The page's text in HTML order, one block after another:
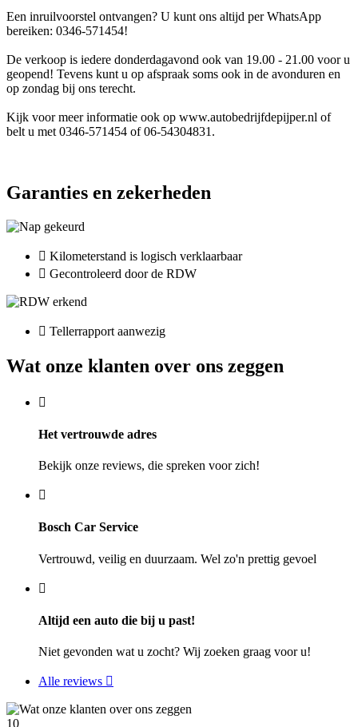
Een inruilvoorstel ontvangen? U kunt ons altijd per WhatsApp
bereiken: 0346-571454!
De verkoop is iedere donderdagavond ook van 19.00 - 21.00 voor u
geopend! Tevens kunt u op afspraak soms ook in de avonduren en
op zondag bij ons terecht.
Kijk voor meer informatie ook op www.autobedrijfdepijper.nl of
belt u met 0346-571454 of 06-54304831.
Garanties en zekerheden
Kilometerstand is logisch verklaarbaar
Gecontroleerd door de RDW
Tellerrapport aanwezig
Wat onze klanten over ons zeggen
Het vertrouwde adres
Bekijk onze reviews, die spreken voor zich!
Bosch Car Service
Vertrouwd, veilig en duurzaam. Wel zo'n prettig gevoel
Altijd een auto die bij u past!
Niet gevonden wat u zocht? Wij zoeken graag voor u!
Alle reviews
10